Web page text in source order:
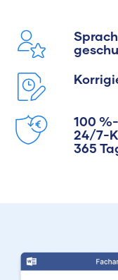
100
24/7-
365
Maxim
völlig
Fachbereiche